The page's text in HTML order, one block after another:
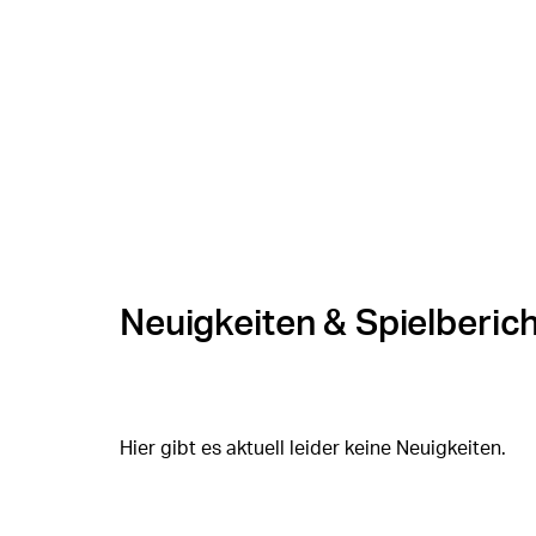
Neuigkeiten &
Hier gibt es aktuell leider keine Neuigkeiten.